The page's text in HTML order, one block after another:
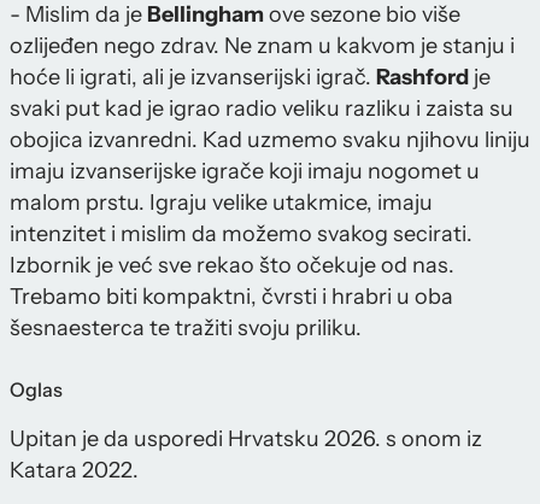
- Mislim da je Bellinghamove sezone bio više
ozlijeđen nego zdrav. Ne znam u kakvom je stanju i
hoće li igrati, ali je izvanserijski igrač. Rashford je
svaki put kad je igrao radio veliku razliku i zaista su
obojica izvanredni. Kad uzmemo svaku njihovu liniju
imaju izvanserijske igrače koji imaju nogomet u
malom prstu. Igraju velike utakmice, imaju
intenzitet i mislim da možemo svakog secirati.
Izbornik je već sve rekao što očekuje od nas.
Trebamo biti kompaktni, čvrsti i hrabri u oba
šesnaesterca te tražiti svoju priliku.
Oglas
Upitan je da usporedi Hrvatsku 2026. s onom iz
Katara 2022.